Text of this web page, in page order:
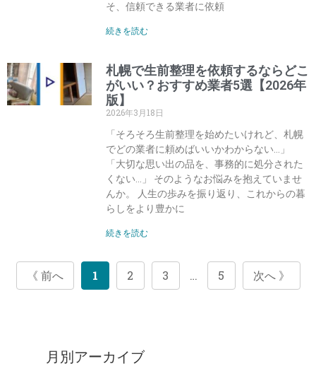
そ、信頼できる業者に依頼
続きを読む
札幌で生前整理を依頼するならどこ
がいい？おすすめ業者5選【2026年
版】
2026年3月18日
「そろそろ生前整理を始めたいけれど、札幌
でどの業者に頼めばいいかわからない…」
「大切な思い出の品を、事務的に処分された
くない…」 そのようなお悩みを抱えていませ
んか。 人生の歩みを振り返り、これからの暮
らしをより豊かに
続きを読む
《 前へ 1 2 3 … 5 次へ 》
月別アーカイブ